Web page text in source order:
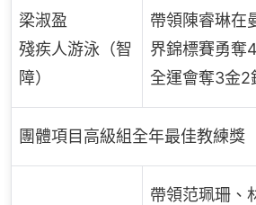
梁淑盈
殘疾人游泳（智
障）
帶領陳睿琳在
界錦標賽勇奪
全運會奪3金2
團體項目高級組全年最佳教練獎
帶領范珮珊、